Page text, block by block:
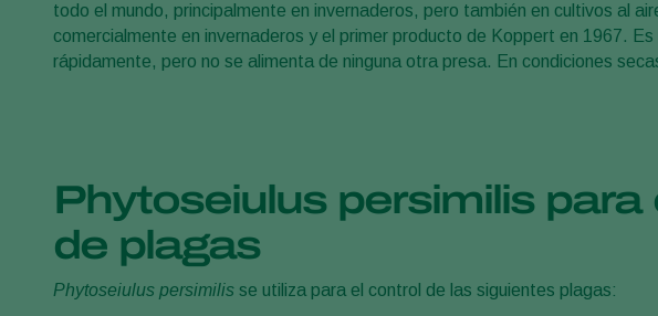
todo el mundo, principalmente en invernaderos, pero también en cultivos al
comercialmente en invernaderos y el primer producto de Koppert en 1967.
rápidamente, pero no se alimenta de ninguna otra presa. En condiciones
Phytoseiulus persimilis para
de plagas
Phytoseiulus persimilis se utiliza para el control de las siguientes plagas: